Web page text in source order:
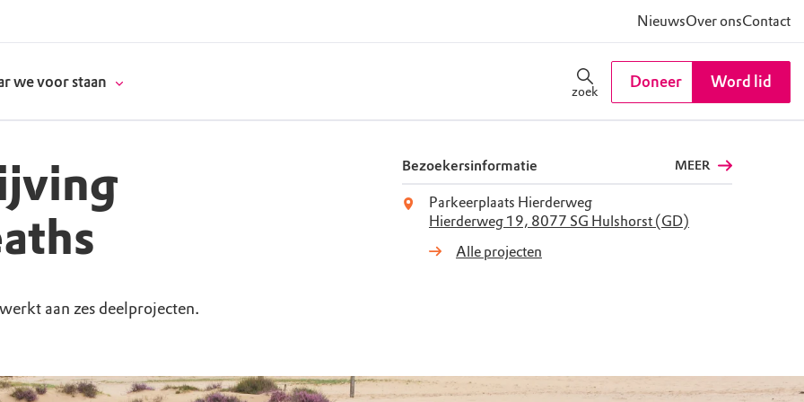
NieuwsOver onsContact
we voor staan
zoek
Doneer Word lid
aan zes deelprojecten.
Bezoekersinformatie MEER
Parkeerplaats Hierderweg
Hierderweg 19, 8077 SG Hulshorst (GD)
Alle projecten